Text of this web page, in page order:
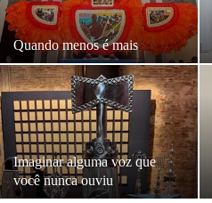
Quando menos é mais
Imaginar alguma voz que
você nunca ouviu